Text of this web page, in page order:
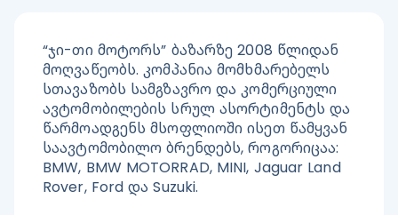
“ჯი-თი მოტორს” ბაზარზე 2008 წლიდან
მოღვაწეობს. კომპანია მომხმარებელს
სთავაზობს სამგზავრო და კომერციული
ავტომობილების სრულ ასორტიმენტს და
წარმოადგენს მსოფლიოში ისეთ წამყვან
საავტომობილო ბრენდებს, როგორიცაა:
BMW, BMW MOTORRAD, MINI, Jaguar Land
Rover, Ford და Suzuki.